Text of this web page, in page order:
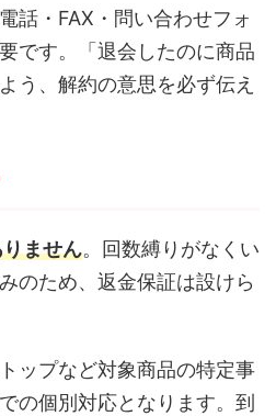
話・FAX・問い合わせフォ
です。「退会したのに商品
う、解約の意思を必ず伝え
ません。回数縛りがなくい
のため、返金保証は設けら
ップなど対象商品の特定事
の個別対応となります。到